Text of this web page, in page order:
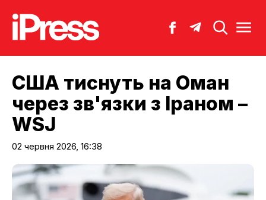
США тиснуть на Оман
через зв'язки з Іраном –
WSJ
02 червня 2026, 16:38